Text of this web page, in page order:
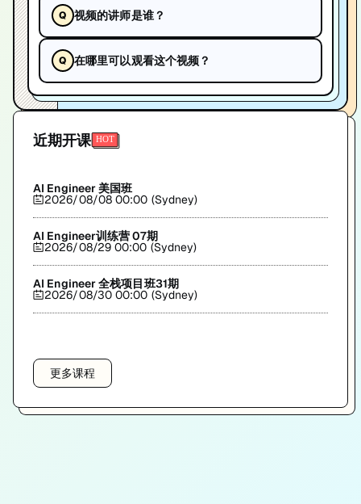
视频的讲师是谁？
在哪里可以观看这个视频？
近期开课
AI Engineer 美国班
2026/08/08 00:00 (Sydney)
AI Engineer训练营 07期
2026/08/29 00:00 (Sydney)
AI Engineer 全栈项目班31期
2026/08/30 00:00 (Sydney)
更多课程